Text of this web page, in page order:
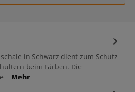
in Schwarz dient zum Schutz
beim Färben. Die
Mehr